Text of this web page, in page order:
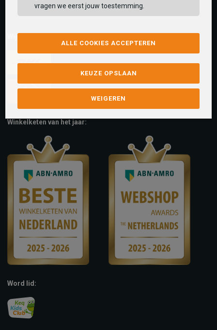
Wij versturen met:
Winkelketen van het jaar:
Word lid:
vragen we eerst jouw toestemming.
ALLE COOKIES ACCEPTEREN
KEUZE OPSLAAN
WEIGEREN